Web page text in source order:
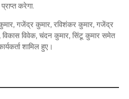
करेगा.
गजेंद्र कुमार, रविशंकर कुमार, गजेंद्र
विकास विवेक, चंदन कुमार, सिंटू कुमार समेत
शामिल हुए।